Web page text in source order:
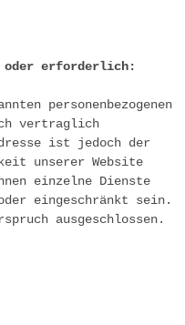
oder erforderlich:
personenbezogenen
vertraglich
ist jedoch der
unserer Website
einzelne Dienste
eingeschränkt sein.
ausgeschlossen.